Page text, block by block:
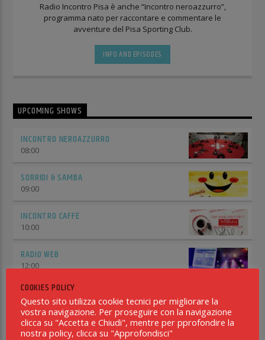
Radio Incontro Pisa è anche “Incontro neroazzurro”,
programma nato per raccontare e commentare le
avventure del Pisa Sporting Club.
INFO AND EPISODES
UPCOMING SHOWS
INCONTRO NEROAZZURRO
08:00
SORRIDI & SAMBA
09:00
INCONTRO CAFFÈ
10:00
RADIO WEB
12:00
GIORNALE RADIO
13:00
INCONTRO WEEKEND
COOKIES POLICY
Questo sito utilizza cookie tecnici per migliorare la
vostra navigazione. Per proseguire con la navigazione
clicca su "Accetta e Chiudi", mentre per pprofondire la
nostra policy, clicca su "Approfondisci"